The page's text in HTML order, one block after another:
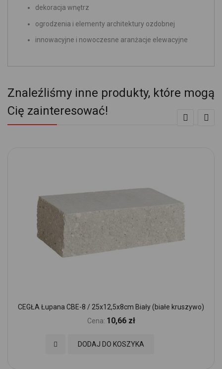
dekoracja wnętrz
ogrodzenia i elementy architektury ozdobnej
innowacyjne i nowoczesne aranżacje elewacyjne
Znaleźliśmy inne produkty, które mogą
Cię zainteresować!
CEGŁA Łupana CBE-8 / 25x12,5x8cm Biały (białe kruszywo)
Cena: 10,66 zł
DODAJ DO KOSZYKA
Dodaj do Ulubionych